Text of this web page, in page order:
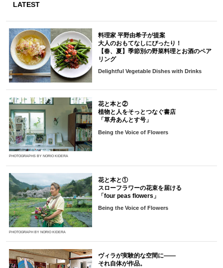
LATEST
料理家 平野由希子が提案
大人のおもてなしにぴったり！
【春、夏】季節別の野菜料理とお酒のペア
リング
Delightful Vegetable Dishes with Drinks
PHOTOGRAPHS BY NORIO KIDERA
花と本と②
植物と人をそっとつなぐ書店
「草舟あんとす号」
Being the Voice of Flowers
PHOTOGRAPH BY NORIO KIDERA
花と本と①
スローフラワーの花束を届ける
「four peas flowers」
Being the Voice of Flowers
ヴィラが実験的な空間に――
それ自体が作品。